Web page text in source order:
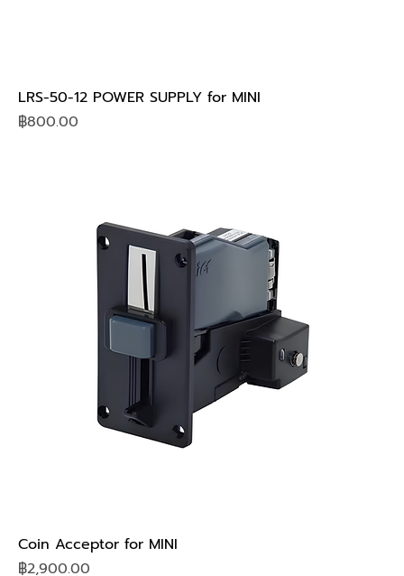
LRS-50-12 POWER SUPPLY for MINI
Price
฿800.00
Coin Acceptor for MINI
Price
฿2,900.00